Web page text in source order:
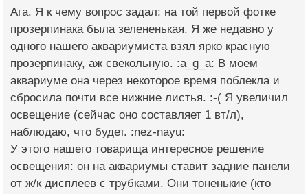
Ага. Я к чему вопрос задал: на той первой фотке
прозерпинака была зелененькая. Я же недавно у
одного нашего аквариумиста взял ярко красную
прозерпинаку, аж свекольную. :a_g_a: В моем
аквариуме она через некоторое время поблекла и
сбросила почти все нижние листья. :-( Я увеличил
освещение (сейчас оно составляет 1 вт/л),
наблюдаю, что будет. :nez-nayu:
У этого нашего товарища интересное решение
освещения: он на аквариумы ставит задние панели
от ж/к дисплеев с трубками. Они тоненькие (кто